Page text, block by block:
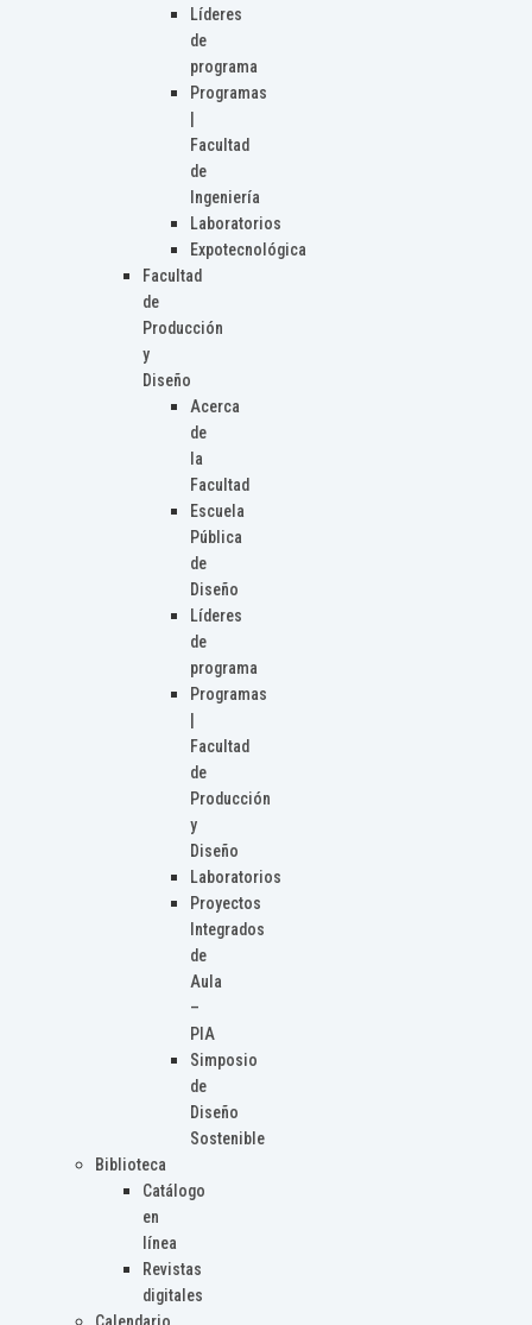
Líderes
de
programa
Programas
Facultad
de
Ingeniería
Laboratorios
Expotecnológica
Facultad
de
Producción
y
Diseño
Acerca
de
la
Facultad
Escuela
Pública
de
Diseño
Líderes
de
programa
Programas
Facultad
de
Producción
y
Diseño
Laboratorios
Proyectos
Integrados
de
Aula
–
PIA
Simposio
de
Diseño
Sostenible
Biblioteca
Catálogo
en
línea
Revistas
digitales